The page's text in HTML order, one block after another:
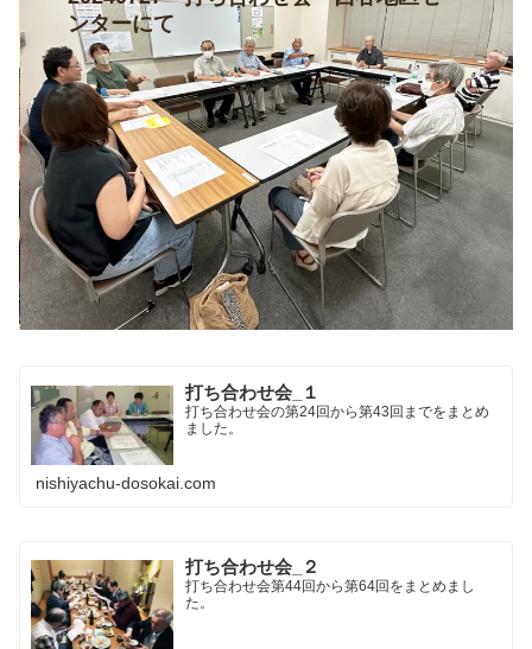
ンターにて
打ち合わせ会_１
打ち合わせ会の第24回から第43回までをまとめ
ました。
nishiyachu-dosokai.com
打ち合わせ会_２
打ち合わせ会第44回から第64回をまとめまし
た。